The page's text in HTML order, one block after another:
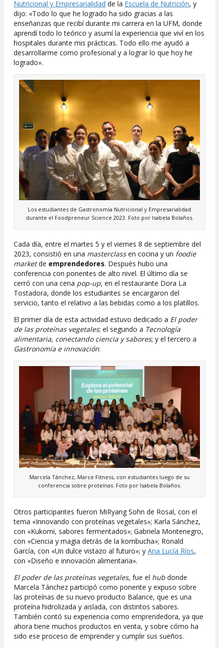
Nutricional y Empresarialidad de la Escuela de Nutrición, y
dijo: «Todo lo que he logrado ha sido gracias a las
enseñanzas que recibí durante mi carrera en la UFM, donde
aprendí todo lo teórico y asumí la experiencia que viví en los
hospitales durante mis prácticas. Todo ello me ayudó a
desarrollarme como profesional y a lograr lo que hoy he
logrado».
Los estudiantes de Gastronomía Nutricional y Empresarialidad
durante el Foodpreneur Science 2023. Foto por Isabela Bolaños.
Cada día, entre el martes 5 y el viernes 8 de septiembre del
2023, consistió en una masterclassen cocina y un foodie
marketde emprendedores. Después hubo una
conferencia con ponentes de alto nivel. El último día se
cerró con una cena pop-up, en el restaurante Dora La
Tostadora, donde los estudiantes se encargaron del
servicio, tanto el relativo a las bebidas como a los platillos.
El primer día de esta actividad estuvo dedicado a El poder
de las proteínas vegetales; el segundo a Tecnología
alimentaria, conectando ciencia y sabores; y el tercero a
Gastronomía e innovación.
Marcela Tánchez, Marce Fitness, con estudiantes luego de su
conferencia sobre proteínas. Foto por Isabela Bolaños.
Otros participantes fueron MiRyang Sohn de Rosal, con el
tema «Innovando con proteínas vegetales»; Karla Sánchez,
con «Kukomi, sabores fermentados»; Gabriela Montenegro,
con «Ciencia y magia detrás de la kombucha»; Ronald
García, con «Un dulce vistazo al futuro»; y Ana Lucía Ríos,
con «Diseño e innovación alimentaria».
El poder de las proteínas vegetales, fue el hub donde
Marcela Tánchez participó como ponente y expuso sobre
las proteínas de su nuevo producto Balance, que es una
proteína hidrolizada y aislada, con distintos sabores.
También contó su experiencia como emprendedora, ya que
ahora tiene muchos productos en venta, y sobre cómo ha
sido ese proceso de emprender y cumplir sus sueños.